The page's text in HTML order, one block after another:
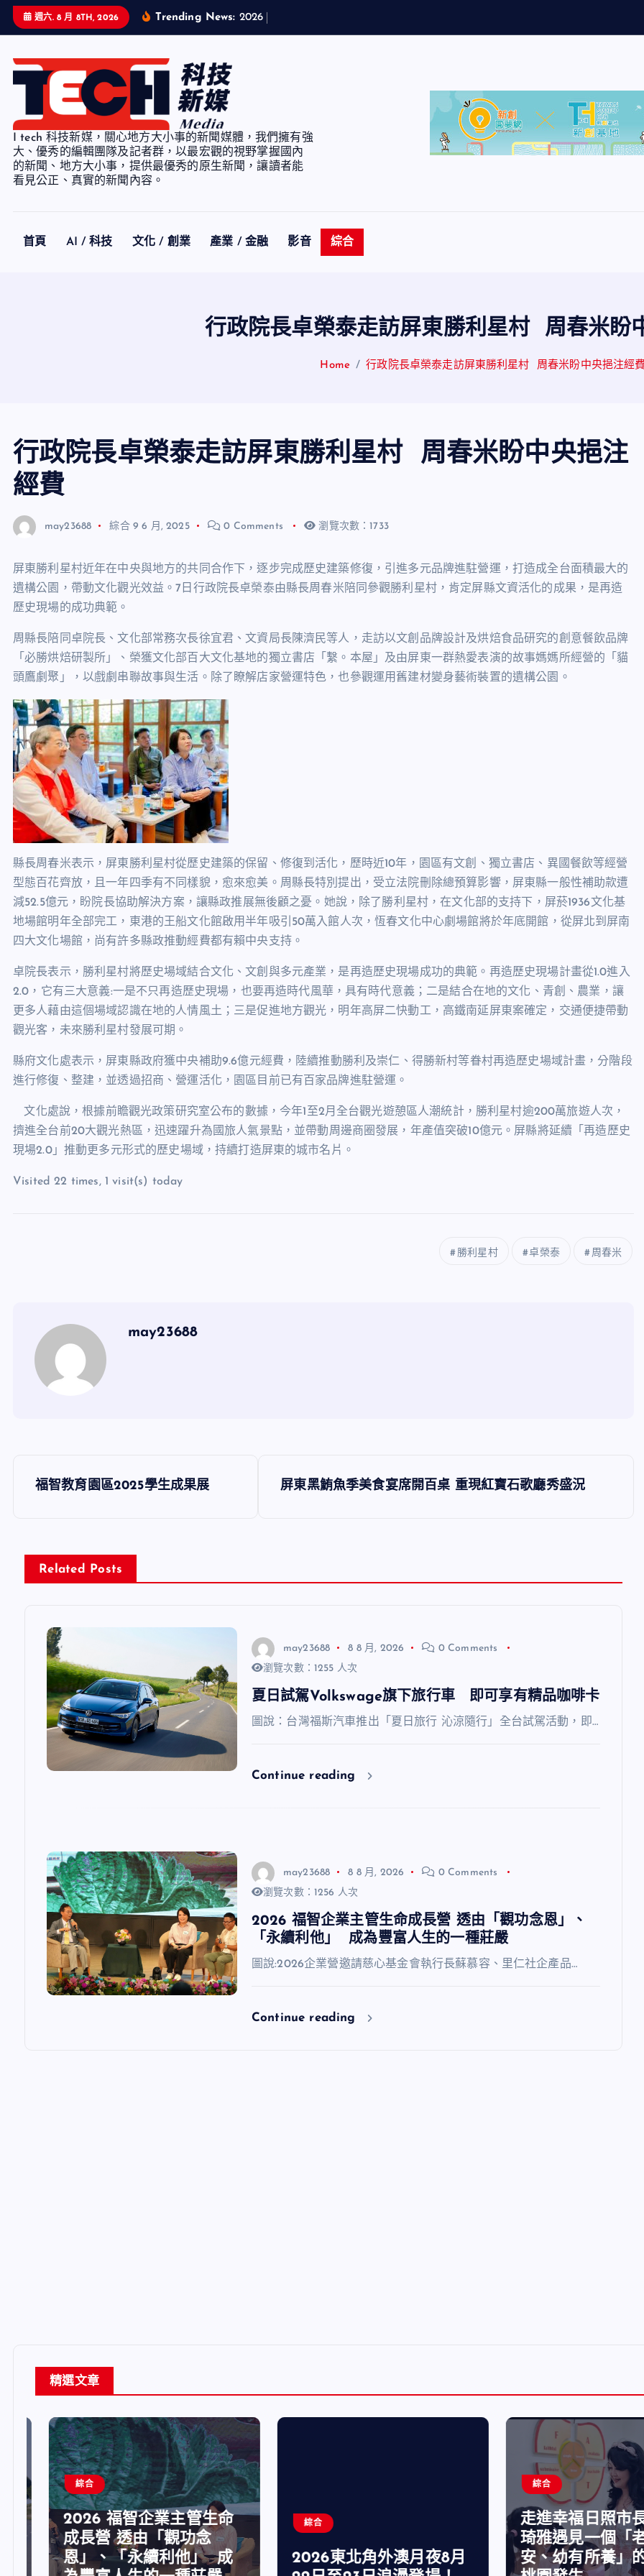
週六. 8 月 8TH, 2026 Trending News: 2026
I tech 科技新媒，關心地方大小事的新聞媒體，我們擁有強
大、優秀的編輯團隊及記者群，以最宏觀的視野掌握國內
的新聞、地方大小事，提供最優秀的原生新聞，讓讀者能
看見公正、真實的新聞內容。
首頁 AI / 科技 文化 / 創業 產業 / 金融 影音 綜合
行政院長卓榮泰走訪屏東勝利星村 周春米盼
Home 行政院長卓榮泰走訪屏東勝利星村 周春米盼中央挹注經
行政院長卓榮泰走訪屏東勝利星村 周春米盼中央挹注
經費
may23688 綜合 9 6 月, 2025 0 Comments 瀏覽次數：1733
屏東勝利星村近年在中央與地方的共同合作下，逐步完成歷史建築修復，引進多元品牌進駐營運，打造成全台面積最大的
遺構公園，帶動文化觀光效益。7 日行政院長卓榮泰由縣長周春米陪同參觀勝利星村，肯定屏縣文資活化的成果，是再造
歷史現場的成功典範。
周縣長陪同卓院長、文化部常務次長徐宜君、文資局長陳濟民等人，走訪以文創品牌設計及烘焙食品研究的創意餐飲品牌
「必勝烘焙研製所」、榮獲文化部百大文化基地的獨立書店「繫。本屋」及由屏東一群熱愛表演的故事媽媽所經營的「貓
頭鷹劇聚」，以戲劇串聯故事與生活。除了瞭解店家營運特色，也參觀運用舊建材變身藝術裝置的遺構公園。
縣長周春米表示，屏東勝利星村從歷史建築的保留、修復到活化，歷時近10年，園區有文創、獨立書店、異國餐飲等經營
型態百花齊放，且一年四季有不同樣貌，愈來愈美。周縣長特別提出，受立法院刪除總預算影響，屏東縣一般性補助款遭
減52.5億元，盼院長協助解決方案，讓縣政推展無後顧之憂。她說，除了勝利星村，在文化部的支持下，屏菸1936文化基
地場館明年全部完工，東港的王船文化館啟用半年吸引 50萬入館人次，恆春文化中心劇場館將於年底開館，從屏北到屏南
四大文化場館，尚有許多縣政推動經費都有賴中央支持。
卓院長表示，勝利星村將歷史場域結合文化、文創與多元產業，是再造歷史現場成功的典範。再造歷史現場計畫從1.0進入
2.0 ，它有三大意義:一是不只再造歷史現場，也要再造時代風華，具有時代意義；二是結合在地的文化、青創、農業，讓
更多人藉由這個場域認識在地的人情風土；三是促進地方觀光，明年高屏二快動工，高鐵南延屏東案確定，交通便捷帶動
觀光客，未來勝利星村發展可期。
縣府文化處表示，屏東縣政府獲中央補助9.6億元經費，陸續推動勝利及崇仁、得勝新村等眷村再造歷史場域計畫，分階段
進行修復、整建，並透過招商、營運活化，園區目前已有百家品牌進駐營運。
文化處說，根據前瞻觀光政策研究室公布的數據，今年1 至2月全台觀光遊憩區人潮統計，勝利星村逾200萬旅遊人次，
擠進全台前20大觀光熱區，迅速躍升為國旅人氣景點，並帶動周邊商圈發展，年產值突破10億元。屏縣將延續「再造歷史
現場2.0」推動更多元形式的歷史場域，持續打造屏東的城市名片。
Visited 22 times, 1 visit(s) today
勝利星村 卓榮泰 周春米
may23688
文
導
覽
福智教育園區2025學生成果展 屏東黑鮪魚季美食宴席開百桌 重現紅寶石歌廳秀盛況
Related Posts
may23688 8 8 月, 2026
0 Comments
瀏覽次數：1255 人次
夏日試駕Volkswage旗下旅行車 即可享有精品咖啡卡
圖說：台灣福斯汽車推出「夏日旅行 沁涼隨行」全台試駕活動，即…
Continue reading
may23688 8 8 月, 2026
0 Comments
瀏覽次數：1256 人次
2026 福智企業主管生命成長營 透由「觀功念恩」、
「永續利他」 成為豐富人生的一種莊嚴
圖說:2026企業營邀請慈心基金會執行長蘇慕容、里仁社企產品…
Continue reading
精選文章
綜合
2026 福智企業主管生命
成長營 透由「觀功念
恩」、「永續利他」 成
綜合
2026東北角外澳月夜8月
綜合
走進幸福日照市長
琦雅遇見一個「老
安、幼有所養」的